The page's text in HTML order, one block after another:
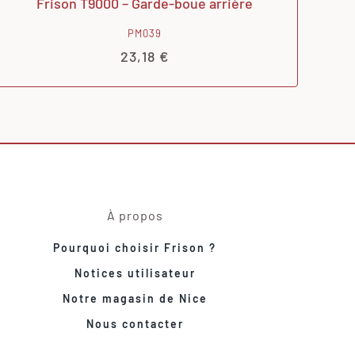
PM039
23,18 €
À propos
Pourquoi choisir Frison ?
Notices utilisateur
Notre magasin de Nice
Nous contacter